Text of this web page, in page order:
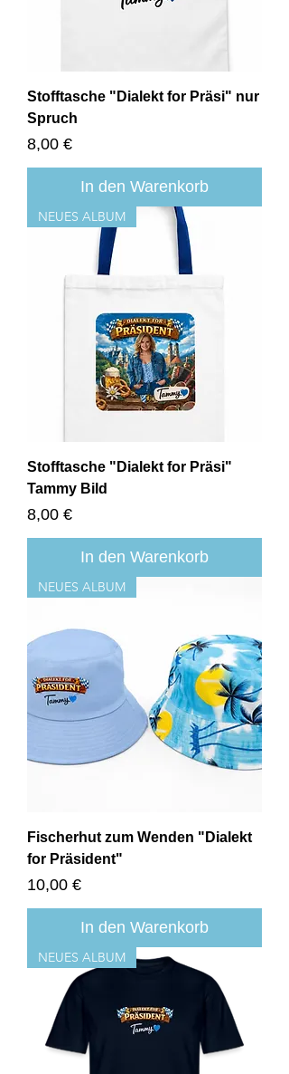
Stofftasche "Dialekt for Präsi" nur
Spruch
Preis
8,00 €
In den Warenkorb
NEUES ALBUM
Stofftasche "Dialekt for Präsi"
Tammy Bild
Preis
8,00 €
In den Warenkorb
NEUES ALBUM
Fischerhut zum Wenden "Dialekt
for Präsident"
Preis
10,00 €
In den Warenkorb
NEUES ALBUM